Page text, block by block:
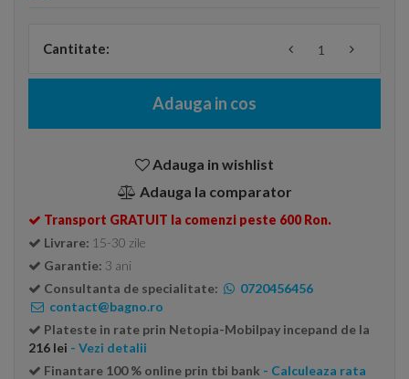
Cantitate:
Adauga in cos
Adauga in wishlist
Adauga la comparator
Transport GRATUIT la comenzi peste 600 Ron.
Livrare: 15-30 zile
Garantie: 3 ani
Consultanta de specialitate:
0720456456
contact@bagno.ro
Plateste in rate prin Netopia-Mobilpay incepand de la
216 lei - Vezi detalii
Finantare 100 % online prin tbi bank - Calculeaza rata